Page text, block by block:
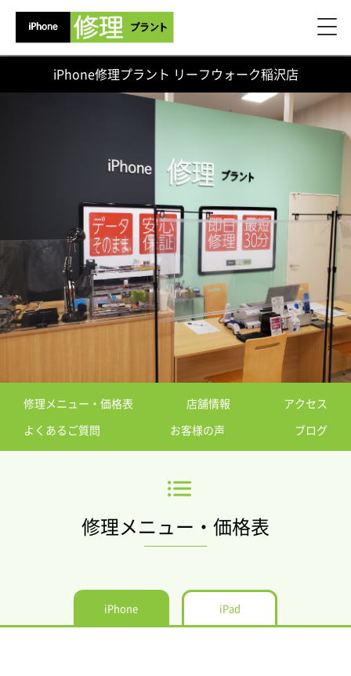
iPhone修理プラント リーフウォーク稲沢店
修理メニュー・価格表 店舗情報
アクセス
よくあるご質問
お客様の声 ブログ
修理メニュー・価格表
iPhone iPad